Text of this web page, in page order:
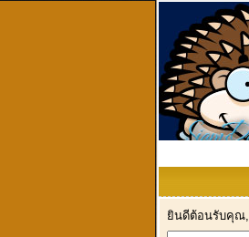
ยินดีต้อนรับคุณ,